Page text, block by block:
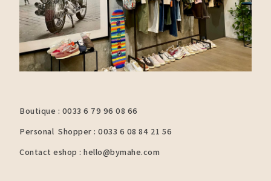
Boutique : 0033 6 79 96 08 66
Personal Shopper : 0033 6 08 84 21 56
Contact eshop : hello@bymahe.com